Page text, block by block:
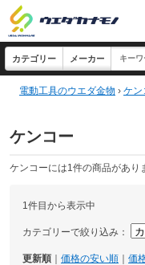
電動工具のウエダ金物 › ケン
ケンコー
ケンコーには1件の商品があり
1件目から表示中
カテゴリーで絞り込み：
更新順 価格の安い順 価